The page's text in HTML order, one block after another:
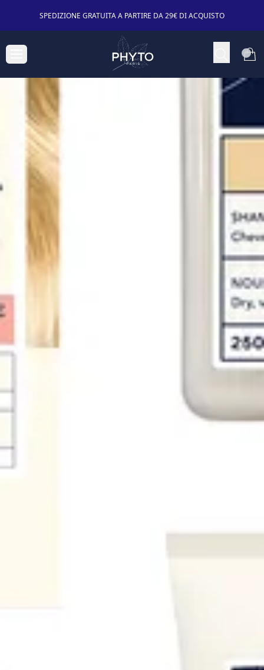
SPEDIZIONE GRATUITA A PARTIRE DA 29€ DI ACQUISTO